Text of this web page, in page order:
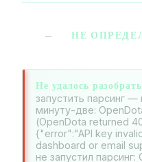
— НЕ
Не удалось
запустить парсинг
минуту-две:
(OpenDota returned
{"error":"API key
dashboard or email
не запустил